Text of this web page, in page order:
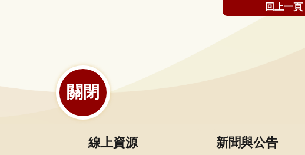
回上一頁
關閉
線上資源 新聞與公告